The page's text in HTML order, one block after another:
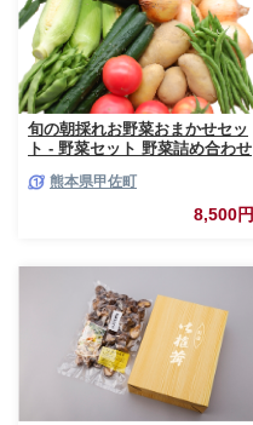
旬の朝採れお野菜おまかせセッ
ト - 野菜セット 野菜詰め合わせ
れ 国産 熊本県産 お任せ 何が入
っているかはお楽しみ 7種類前
後 おすすめ 熊本県 甲佐町【価
熊本県甲佐町
8,500円